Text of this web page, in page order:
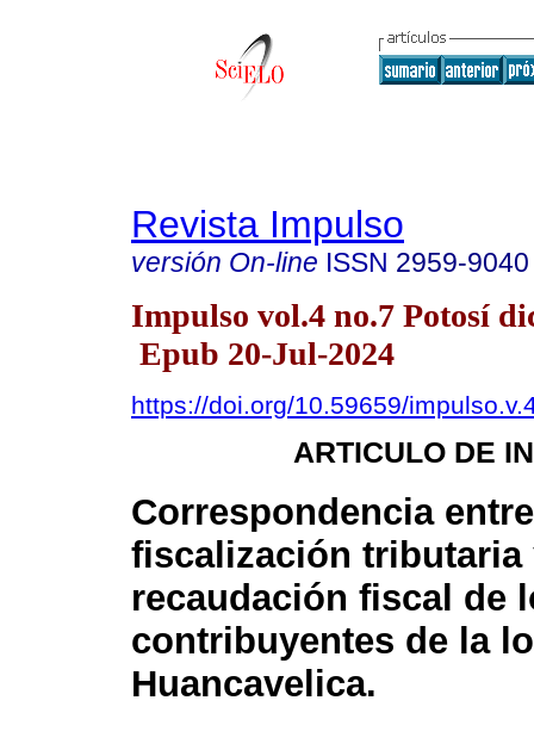
Revista Impulso
versión On-line ISSN 2959-9040
Impulso vol.4 no.7 Potosí
Epub 20-Jul-2024
https://doi.org/10.59659/
ARTICULO DE
Correspondencia entre
fiscalización tributaria
recaudación fiscal de
contribuyentes de la
Huancavelica.